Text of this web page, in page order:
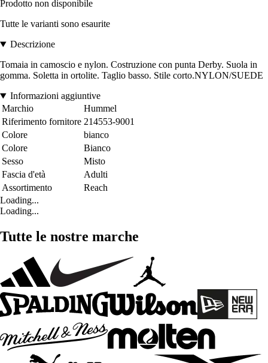
Prodotto non disponibile
Tutte le varianti sono esaurite
Descrizione
Tomaia in camoscio e nylon. Costruzione con punta Derby. Suola in
gomma. Soletta in ortolite. Taglio basso. Stile corto.NYLON/SUEDE
Informazioni aggiuntive
Marchio
Hummel
Riferimento fornitore 214553-9001
Colore
bianco
Colore
Bianco
Sesso
Misto
Fascia d'età
Adulti
Assortimento
Reach
Loading...
Loading...
Tutte le nostre marche